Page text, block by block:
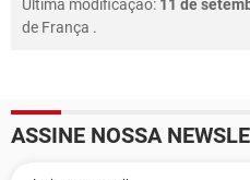
Última modificação: 11 de
de França .
ASSINE NOSSA